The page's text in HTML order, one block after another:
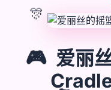
🎮 爱丽
🎊